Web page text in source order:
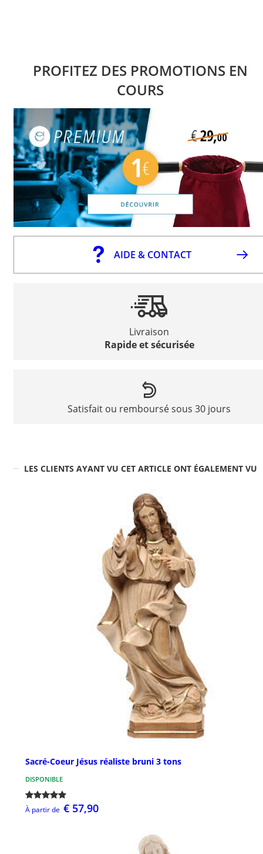
PROFITEZ DES PROMOTIONS EN
COURS
AIDE & CONTACT
Livraison
Rapide et sécurisée
Satisfait ou remboursé sous 30 jours
LES CLIENTS AYANT VU CET ARTICLE ONT ÉGALEMENT VU
Sacré-Coeur Jésus réaliste bruni 3 tons
DISPONIBLE
À partir de € 57,90